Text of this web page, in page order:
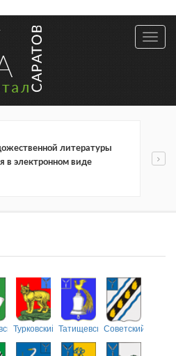
литературы
в электронном виде
Турковский ТатищевскийСоветский